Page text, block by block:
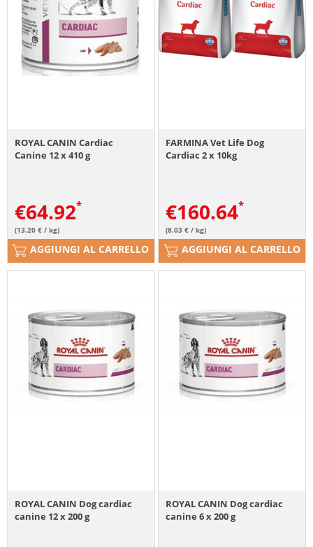
ROYAL CANIN Cardiac
Canine 12 x 410 g
€64.92
(13.20 € / kg)
AGGIUNGI AL CARRELLO
FARMINA Vet Life Dog
Cardiac 2 x 10kg
€160.64
(8.03 € / kg)
AGGIUNGI AL CARRELLO
ROYAL CANIN Dog cardiac
canine 12 x 200 g
ROYAL CANIN Dog cardiac
canine 6 x 200 g